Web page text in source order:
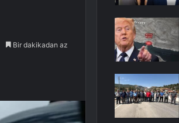
Bir dakikadan az